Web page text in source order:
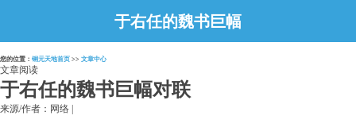
于右任的魏书巨幅
对联
您的位置： 铜元天地首页 >> 文章中心
文章阅读
于右任的魏书巨幅对联
来源/作者：网络 |